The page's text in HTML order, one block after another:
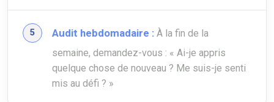
Audit hebdomadaire : À la fin de la
semaine, demandez-vous : « Ai-je appris
quelque chose de nouveau ? Me suis-je senti
mis au défi ? »